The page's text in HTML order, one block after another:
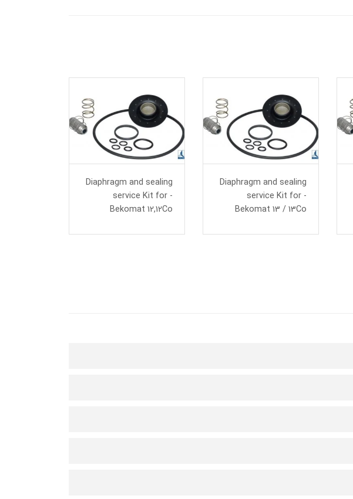
Diaphragm and sealing
service Kit for -
Bekomat 13 / 13Co
Diaphragm and sealing
service Kit for -
Bekomat 12,12Co